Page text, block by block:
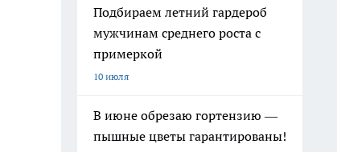
Подбираем летний гардероб
мужчинам среднего роста с
примеркой
10 июля
В июне обрезаю гортензию —
пышные цветы гарантированы!